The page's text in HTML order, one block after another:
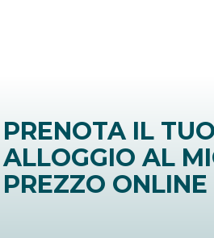
PRENOTA IL TUO
ALLOGGIO AL
PREZZO ONLINE